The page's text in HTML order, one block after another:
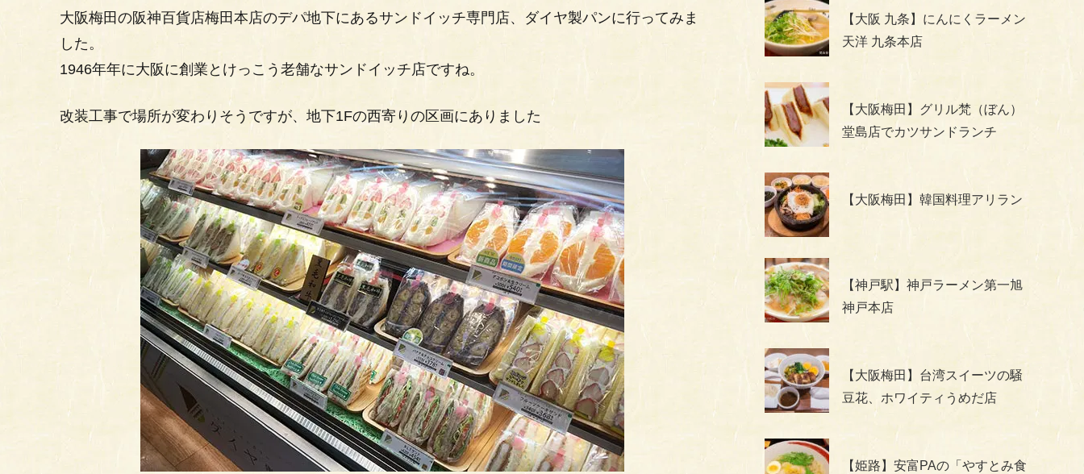
大阪梅田の阪神百貨店梅田本店のデパ地下にあるサンドイッチ専門店、ダイヤ製パンに行ってみま
した。
1946年年に大阪に創業とけっこう老舗なサンドイッチ店ですね。
改装工事で場所が変わりそうですが、地下1Fの西寄りの区画にありました
【大阪 九条】にんにくラーメン
天洋 九条本店
【大阪梅田】グリル梵（ぼん）
堂島店でカツサンドランチ
【大阪梅田】韓国料理アリラン
【神戸駅】神戸ラーメン第一旭
神戸本店
【大阪梅田】台湾スイーツの騒
豆花、ホワイティうめだ店
【姫路】安富PAの「やすとみ食